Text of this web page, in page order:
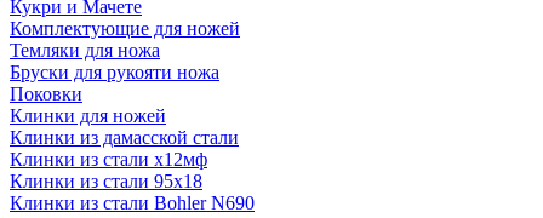
Кукри и Мачете
Комплектующие для ножей
Темляки для ножа
Бруски для рукояти ножа
Поковки
Клинки для ножей
Клинки из дамасской стали
Клинки из стали х12мф
Клинки из стали 95х18
Клинки из стали Bohler N690